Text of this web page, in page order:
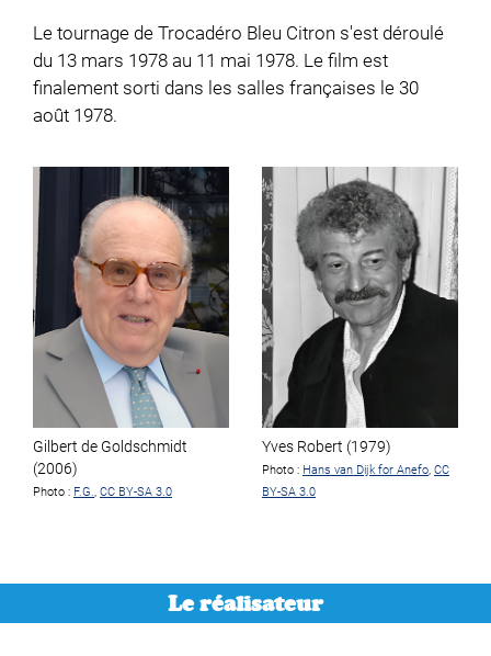
Le tournage de Trocadéro Bleu Citron s'est déroulé
du 13 mars 1978 au 11 mai 1978. Le film est
finalement sorti dans les salles françaises le 30
août 1978.
Gilbert de Goldschmidt
(2006)
Photo : F.G., CC BY-SA 3.0
Yves Robert (1979)
Photo : Hans van Dijk for Anefo, CC
BY-SA 3.0
Le réalisateur